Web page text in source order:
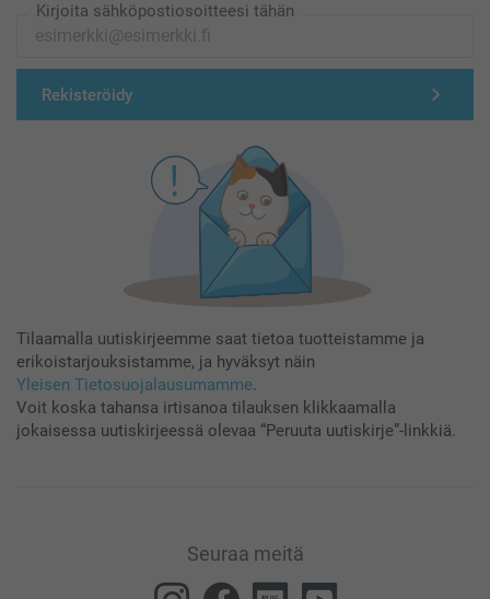
Kirjoita sähköpostiosoitteesi tähän
Rekisteröidy
Tilaamalla uutiskirjeemme saat tietoa tuotteistamme ja
erikoistarjouksistamme, ja hyväksyt näin
Yleisen Tietosuojalausumamme.
Voit koska tahansa irtisanoa tilauksen klikkaamalla
jokaisessa uutiskirjeessä olevaa “Peruuta uutiskirje”-linkkiä.
Seuraa meitä